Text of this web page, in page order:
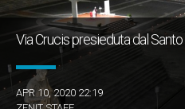
Via Crucis presieduta dal
APR 10, 2020 22:19